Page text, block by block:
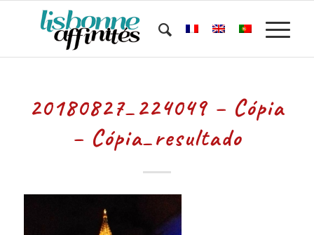
20180827_224049 – Cópia
– Cópia_resultado